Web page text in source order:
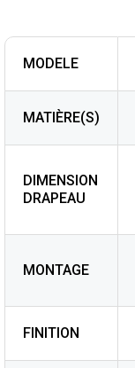
MODELE
MATIÈRE(S)
DIMENSION
DRAPEAU
MONTAGE
FINITION